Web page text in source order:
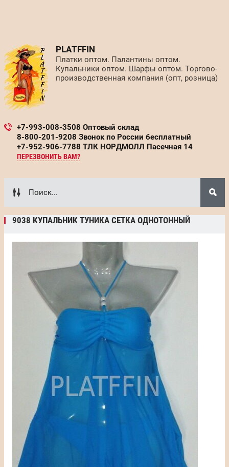
PLATFFIN
Платки оптом. Палантины оптом.
Купальники оптом. Шарфы оптом. Торгово-
производственная компания (опт, розница)
+7-993-008-3508 Оптовый склад
8-800-201-9208 Звонок по России бесплатный
+7-952-906-7788 ТЛК НОРДМОЛЛ Пасечная 14
ПЕРЕЗВОНИТЬ ВАМ?
9038 КУПАЛЬНИК ТУНИКА СЕТКА ОДНОТОННЫЙ